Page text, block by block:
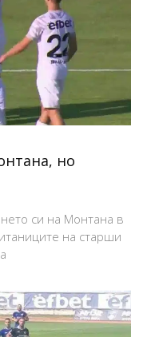
но
си на Монтана в
на старши